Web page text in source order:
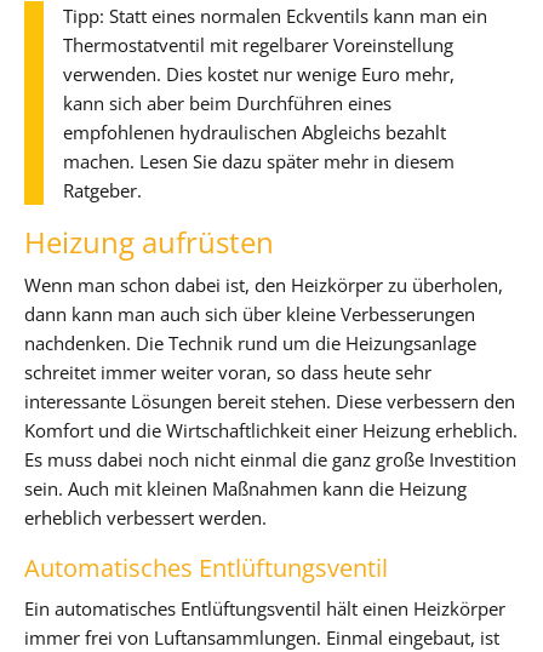
Tipp: Statt eines normalen Eckventils kann man ein
Thermostatventil mit regelbarer Voreinstellung
verwenden. Dies kostet nur wenige Euro mehr,
kann sich aber beim Durchführen eines
empfohlenen hydraulischen Abgleichs bezahlt
machen. Lesen Sie dazu später mehr in diesem
Ratgeber.
Heizung aufrüsten
Wenn man schon dabei ist, den Heizkörper zu überholen,
dann kann man auch sich über kleine Verbesserungen
nachdenken. Die Technik rund um die Heizungsanlage
schreitet immer weiter voran, so dass heute sehr
interessante Lösungen bereit stehen. Diese verbessern den
Komfort und die Wirtschaftlichkeit einer Heizung erheblich.
Es muss dabei noch nicht einmal die ganz große Investition
sein. Auch mit kleinen Maßnahmen kann die Heizung
erheblich verbessert werden.
Automatisches Entlüftungsventil
Ein automatisches Entlüftungsventil hält einen Heizkörper
immer frei von Luftansammlungen. Einmal eingebaut, ist